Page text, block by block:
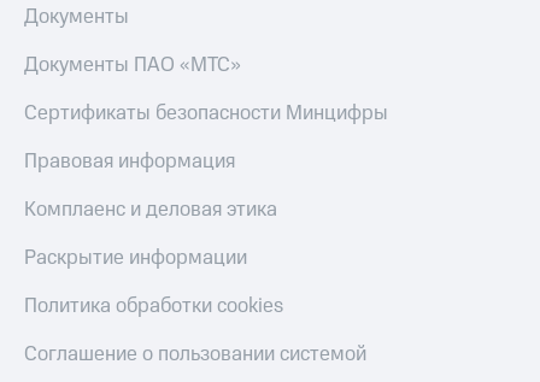
Документы
Документы ПАО «МТС»
Сертификаты безопасности Минцифры
Правовая информация
Комплаенс и деловая этика
Раскрытие информации
Политика обработки cookies
Соглашение о пользовании системой